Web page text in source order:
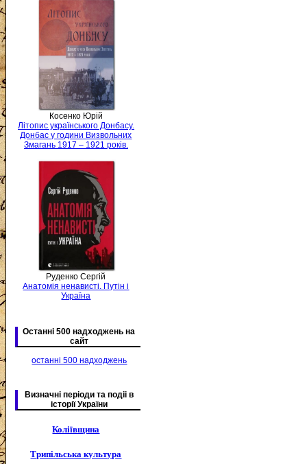
Косенко Юрій
Літопис українського Донбасу.
Донбас у години Визвольних
Змагань 1917 – 1921 років.
Руденко Сергій
Анатомія ненависті. Путін і
Україна
Останні 500 надходжень на
сайт
останні 500 надходжень
Визначні періоди та подіі в
історії України
Коліївщина
Трипільська культура